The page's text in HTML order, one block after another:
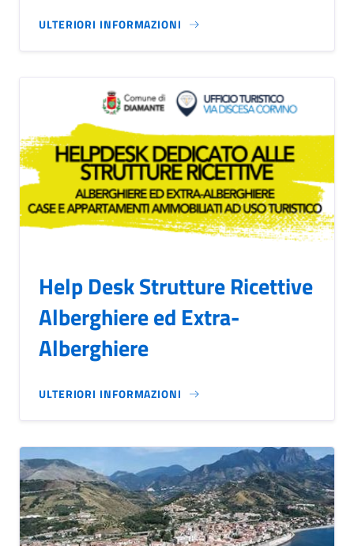
ULTERIORI INFORMAZIONI
Help Desk Strutture Ricettive
Alberghiere ed Extra-
Alberghiere
ULTERIORI INFORMAZIONI